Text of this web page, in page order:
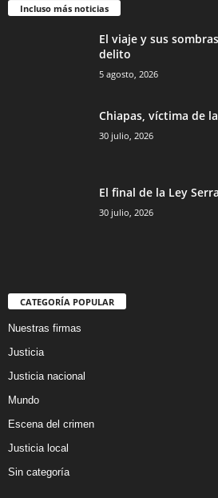
Incluso más noticias
El viaje y sus
delito
5 agosto, 2026
Chiapas, víctima de
30 julio, 2026
El final de la Ley
30 julio, 2026
CATEGORÍA POPULAR
Nuestras firmas
Justicia
Justicia nacional
Mundo
Escena del crimen
Justicia local
Sin categoría